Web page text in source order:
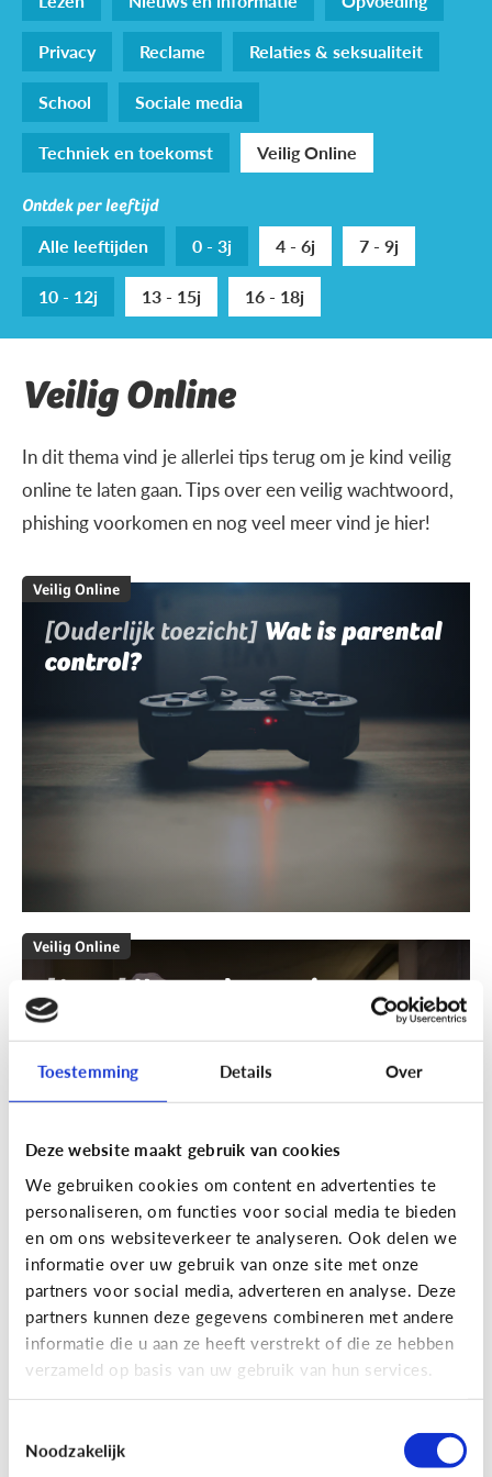
Toestemming Details Over
Deze website maakt gebruik van cookies
We gebruiken cookies om content en advertenties te
personaliseren, om functies voor social media te bieden
en om ons websiteverkeer te analyseren. Ook delen we
informatie over uw gebruik van onze site met onze
partners voor social media, adverteren en analyse. Deze
partners kunnen deze gegevens combineren met andere
informatie die u aan ze heeft verstrekt of die ze hebben
verzameld op basis van uw gebruik van hun services.
Noodzakelijk
Privacy
Reclame
Relaties & seksualiteit
School
Sociale media
Techniek en toekomst
Veilig Online
Ontdek per leeftijd
Alle leeftijden 0 - 3j 4 - 6j
7 - 9j
10 - 12j
13 - 15j 16 - 18j
Veilig Online
In dit thema vind je allerlei tips terug om je kind veilig
online te laten gaan. Tips over een veilig wachtwoord,
phishing voorkomen en nog veel meer vind je hier!
Veilig Online
[Ouderlijk toezicht] Wat is parental
control?
Veilig Online
[Actua]Hoe snel geven jongeren
hun bankkaart in ruil voor geld?
En wat zijn 'geldezels'?
[Hoe werkt het?]Locatiegegevens
delen via de smartphone